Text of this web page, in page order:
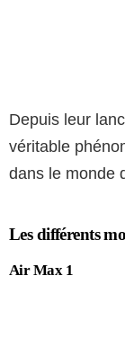
Depuis leur
véritable
dans le monde
Les différents
Air Max 1